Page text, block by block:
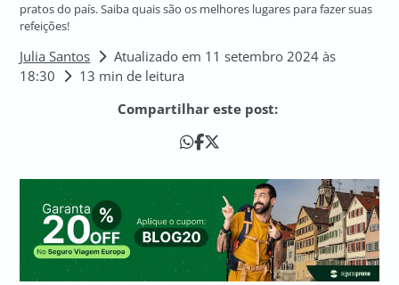
pratos do país. Saiba quais são os melhores lugares para fazer suas
refeições!
Julia Santos
Atualizado em 11 setembro 2024 às
18:30
13 min de leitura
Compartilhar este post: